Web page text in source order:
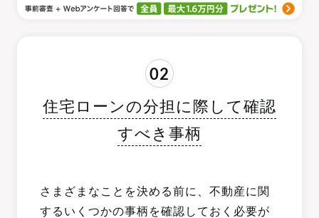
02
住宅ローンの分担に際して確認
すべき事柄
さまざまなことを決める前に、不動産に関
するいくつかの事柄を確認しておく必要が